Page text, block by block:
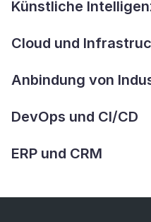
Künstliche
Cloud und
Anbindung von
DevOps und CI/CD
ERP und CRM